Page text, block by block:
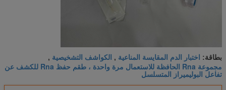
بطاقة: اختبار الدم المقايسة المناعية , الكواشف التشخيصية ,
مجموعة Rna الحافظة للاستعمال مرة واحدة ، طقم حفظ Rna للكشف عن
تفاعل البوليميراز المتسلسل